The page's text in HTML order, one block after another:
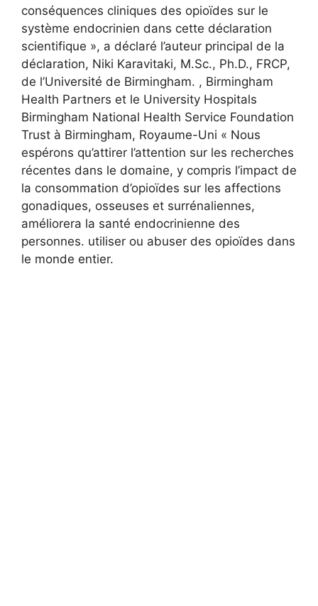
conséquences cliniques des opioïdes sur le
système endocrinien dans cette déclaration
scientifique », a déclaré l’auteur principal de la
déclaration, Niki Karavitaki, M.Sc., Ph.D., FRCP,
de l’Université de Birmingham. , Birmingham
Health Partners et le University Hospitals
Birmingham National Health Service Foundation
Trust à Birmingham, Royaume-Uni « Nous
espérons qu’attirer l’attention sur les recherches
récentes dans le domaine, y compris l’impact de
la consommation d’opioïdes sur les affections
gonadiques, osseuses et surrénaliennes,
améliorera la santé endocrinienne des
personnes. utiliser ou abuser des opioïdes dans
le monde entier.